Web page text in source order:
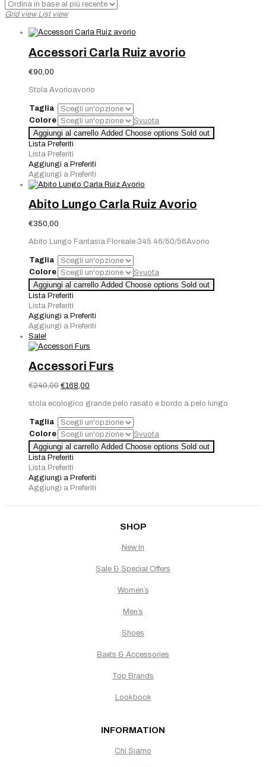
base
recente
Grid view List view
Accessori Carla Ruiz avorio
€90,00
Stola Avorioavorio
Taglia
Colore
Svuota
Aggiungi al carrello Added Choose options Sold out
Lista Preferiti
Lista Preferiti
Aggiungi a Preferiti
Aggiungi a Preferiti
Abito Lungo Carla Ruiz Avorio
€350,00
Abito Lungo Fantasia Floreale 345 46/50/56Avorio
Taglia
Colore
Svuota
Aggiungi al carrello Added Choose options Sold out
Lista Preferiti
Lista Preferiti
Aggiungi a Preferiti
Aggiungi a Preferiti
Sale!
Accessori Furs
€240,00 Il
originale
era:
€240,00.
€168,00
attuale
è:
€168,00.
stola ecologico grande pelo rasato e bordo a pelo lungo
Taglia
Colore
Svuota
Aggiungi al carrello Added Choose options Sold out
Lista Preferiti
Lista Preferiti
Aggiungi a Preferiti
Aggiungi a Preferiti
SHOP
New In
Sale & Special Offers
Women`s
Men`s
Shoes
Bags & Accessories
Top Brands
Lookbook
INFORMATION
Chi Siamo